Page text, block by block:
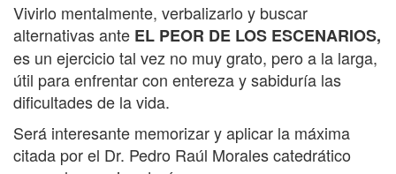
Vivirlo mentalmente, verbalizarlo y buscar
alternativas ante EL PEOR DE LOS ESCENARIOS,
es un ejercicio tal vez no muy grato, pero a la larga,
útil para enfrentar con entereza y sabiduría las
dificultades de la vida.
Será interesante memorizar y aplicar la máxima
citada por el Dr. Pedro Raúl Morales catedrático